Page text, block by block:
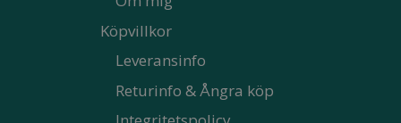
Köpvillkor
Leveransinfo
Returinfo & Ångra köp